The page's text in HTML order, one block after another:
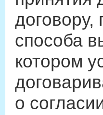
договору,
способа
котором
о